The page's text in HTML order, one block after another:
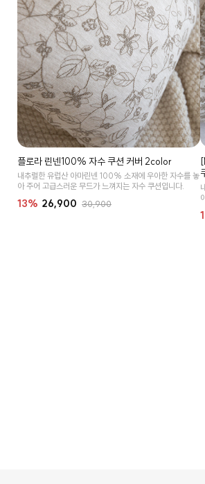
플로라 린넨100% 자수 쿠션 커버 2color
내추럴한 유럽산 아마린넨 100% 소재에 우아한 자수를 놓
아 주어 고급스러운 무드가 느껴지는 자수 쿠션입니다.
13% 26,900 30,900